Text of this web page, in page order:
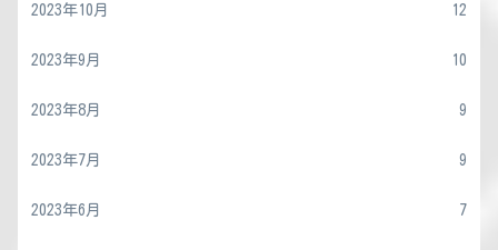
2023年10月 12
2023年9月 10
2023年8月 9
2023年7月 9
2023年6月 7